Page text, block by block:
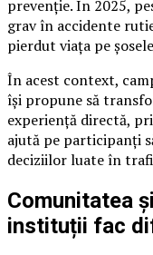
prevenție. În 2025,
grav în accidente
pierdut viața pe
În acest context,
își propune să
experiență directă,
ajută pe participanți
deciziilor luate în
Comunitatea
instituții fac